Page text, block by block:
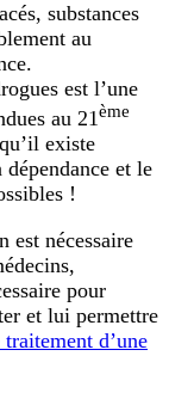
substances
au
est l’une
au 21ème
existe
et le
!
est nécessaire
pour
et lui permettre
d’une